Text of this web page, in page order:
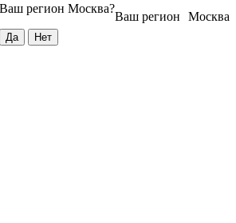
Москва
Ваш регион
Ваш регион Москва?